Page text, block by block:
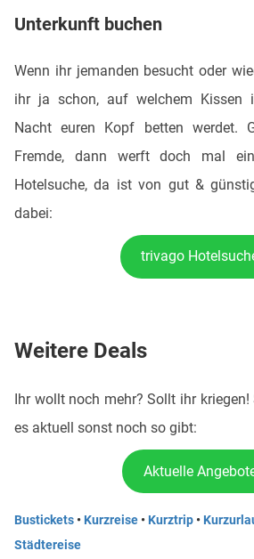
Unterkunft buchen
Wenn ihr jemanden besucht oder
ihr ja schon, auf welchem Kissen
Nacht euren Kopf betten werdet.
Fremde, dann werft doch mal
Hotelsuche, da ist von gut &
dabei:
trivago
Weitere Deals
Ihr wollt noch mehr? Sollt ihr
es aktuell sonst noch so gibt:
Aktuelle
Bustickets • Kurzreise • Kurztrip •
Städtereise